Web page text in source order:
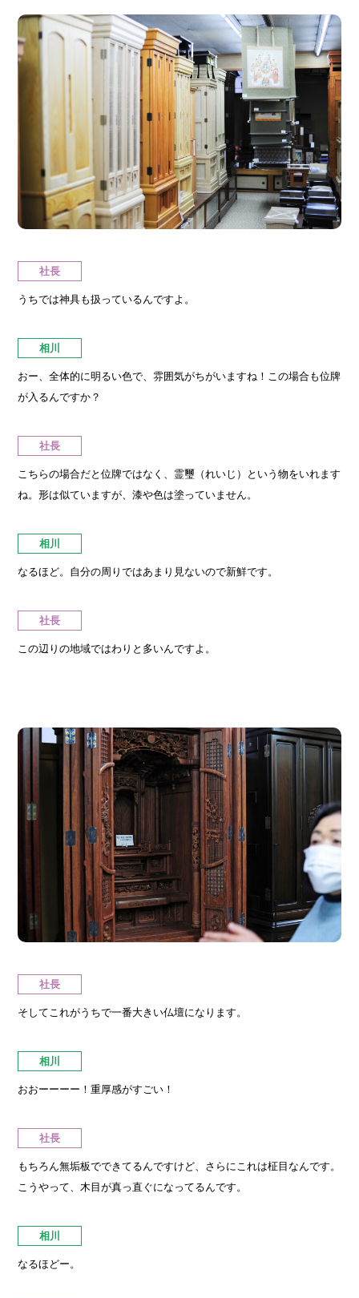
社長
うちでは神具も扱っているんですよ。
相川
おー、全体的に明るい色で、雰囲気がちがいますね！この場合も位牌
が入るんですか？
社長
こちらの場合だと位牌ではなく、霊璽（れいじ）という物をいれます
ね。形は似ていますが、漆や色は塗っていません。
相川
なるほど。自分の周りではあまり見ないので新鮮です。
社長
この辺りの地域ではわりと多いんですよ。
社長
そしてこれがうちで一番大きい仏壇になります。
相川
おおーーーー！重厚感がすごい！
社長
もちろん無垢板でできてるんですけど、さらにこれは柾目なんです。
こうやって、木目が真っ直ぐになってるんです。
相川
なるほどー。